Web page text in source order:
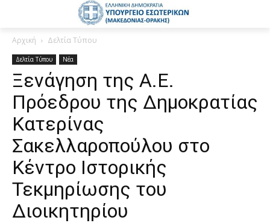
Αρχική Δελτία Τύπου
Δελτία Τύπου Νέα
Ξενάγηση της Α.Ε.
Πρόεδρου της Δημοκρατίας
Κατερίνας
Σακελλαροπούλου στο
Κέντρο Ιστορικής
Τεκμηρίωσης του
Διοικητηρίου